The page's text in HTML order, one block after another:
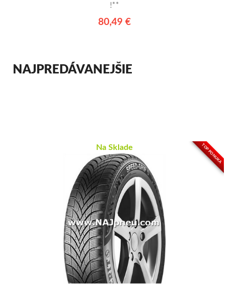
!**
80,49 €
NAJPREDÁVANEJŠIE
TOP PONUKA
Na Sklade